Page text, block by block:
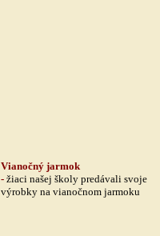
Vianočný jarmok
- žiaci našej školy predávali svoje
výrobky na vianočnom jarmoku